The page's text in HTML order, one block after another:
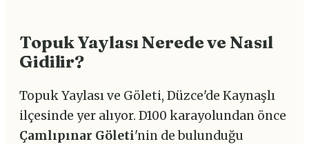
Topuk Yaylası Nerede ve Nasıl
Gidilir?
Topuk Yaylası ve Göleti, Düzce'de Kaynaşlı
ilçesinde yer alıyor. D100 karayolundan önce
Çamlıpınar Göleti'nin de bulunduğu